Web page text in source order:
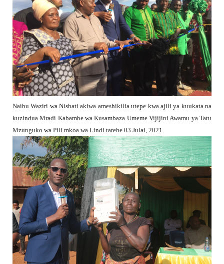
Naibu Waziri wa Nishati akiwa ameshikilia utepe kwa ajili ya kuukata na
kuzindua Mradi Kabambe wa Kusambaza Umeme Vijijini Awamu ya Tatu
Mzunguko wa Pili mkoa wa Lindi tarehe 03 Julai, 2021.